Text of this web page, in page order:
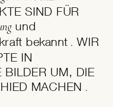
SIND FÜR
und
bekannt. WIR
IN
BILDER UM, DIE
MACHEN .